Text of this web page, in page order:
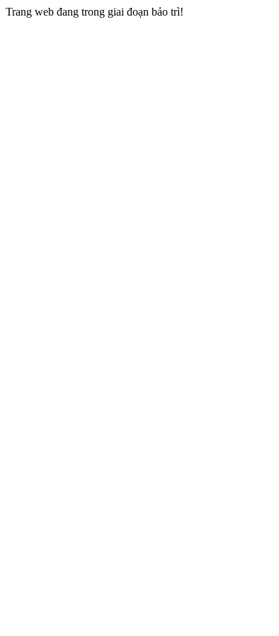
Trang web đang trong giai đoạn bảo trì!